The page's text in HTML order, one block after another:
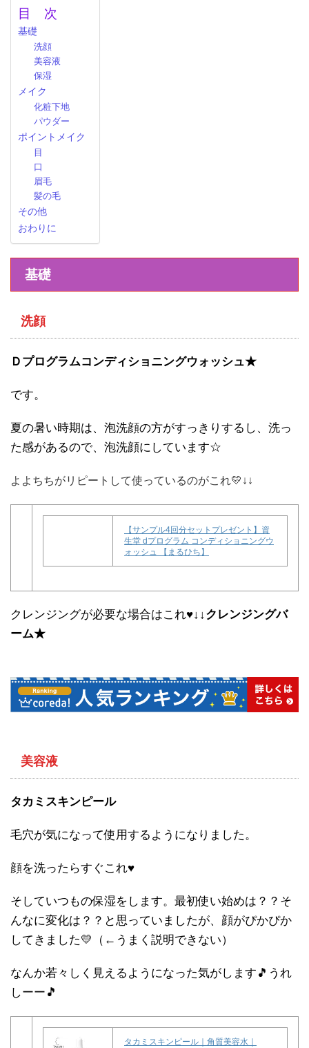
目 次
基礎
洗顔
美容液
保湿
メイク
化粧下地
パウダー
ポイントメイク
目
口
眉毛
髪の毛
その他
おわりに
基礎
洗顔
Ｄプログラムコンディショニングウォッシュ★
です。
夏の暑い時期は、泡洗顔の方がすっきりするし、洗っ
た感があるので、泡洗顔にしています☆
よよちちがリピートして使っているのがこれ💛↓↓
【サンプル4回分セットプレゼント】資
生堂 dプログラム コンディショニングウ
ォッシュ 【まるひち】
クレンジングが必要な場合はこれ♥↓↓クレンジングバ
ーム★
美容液
タカミスキンピール
毛穴が気になって使用するようになりました。
顔を洗ったらすぐこれ♥
そしていつもの保湿をします。最初使い始めは？？そ
んなに変化は？？と思っていましたが、顔がぴかぴか
してきました💛（←うまく説明できない）
なんか若々しく見えるようになった気がします🎵うれ
しーー🎵
タカミスキンピール｜角質美容水｜